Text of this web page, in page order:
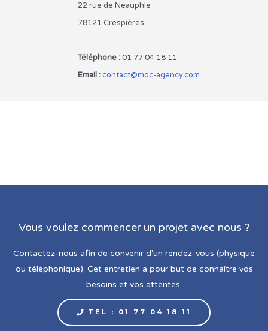
22 rue de Neauphle
78121 Crespières
Téléphone :01 77 04 18 11
Email :contact@mdc-agency.com
Vous voulez commencer un projet avec nous ?
Contactez-nous afin de convenir d'un rendez-vous (physique
ou téléphonique). Cet entretien a pour but de connaître vos
besoins et vos attentes.
TEL : 01 77 04 18 11